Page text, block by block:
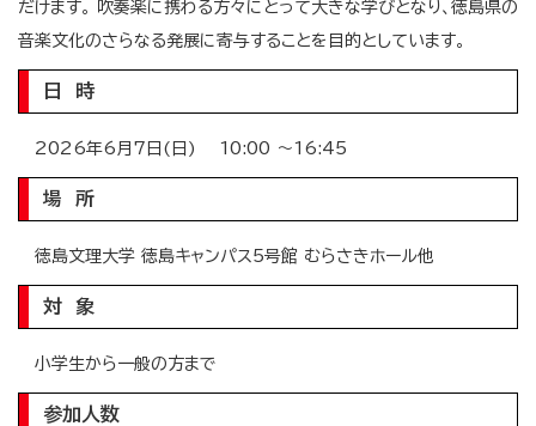
だけます。 吹奏楽に携わる方々にとって大きな学びとなり、徳島県の
音楽文化のさらなる発展に寄与することを目的としています。
日 時
2026年6月7日(日) 10:00 ～16:45
場 所
徳島文理大学 徳島キャンパス5号館 むらさきホール他
対 象
小学生から一般の方まで
参加人数